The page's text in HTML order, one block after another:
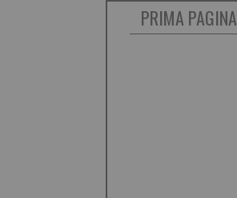
PRIMA PAGINA